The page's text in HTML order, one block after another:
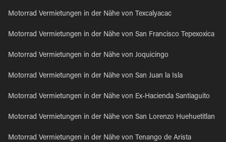
Motorrad Vermietungen in der Nähe von Texcalyacac
Motorrad Vermietungen in der Nähe von San Francisco Tepexoxica
Motorrad Vermietungen in der Nähe von Joquicingo
Motorrad Vermietungen in der Nähe von San Juan la Isla
Motorrad Vermietungen in der Nähe von Ex-Hacienda Santiaguito
Motorrad Vermietungen in der Nähe von San Lorenzo Huehuetitlan
Motorrad Vermietungen in der Nähe von Tenango de Arista